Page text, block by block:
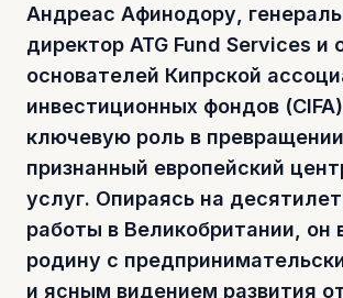
Андреас Афинодору,
директор ATG Fund Services и
основателей Кипрской
инвестиционных фондов
ключевую роль в
признанный европейский
услуг. Опираясь на
работы в Великобритании, он
родину с
и ясным видением развития